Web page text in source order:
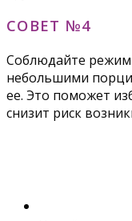
СОВЕТ №4
Соблюдайте
небольшими
ее. Это поможет
снизит риск